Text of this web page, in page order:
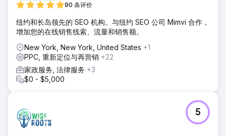
90 条评价
纽约和长岛领先的 SEO 机构。与纽约 SEO 公司 Mimvi 合作，
增加您的在线销售线索、流量和销售额。
New York, New York, United States +1
PPC, 重新定位与再营销 +22
家政服务, 法律服务 +3
$0 - $5,000
5